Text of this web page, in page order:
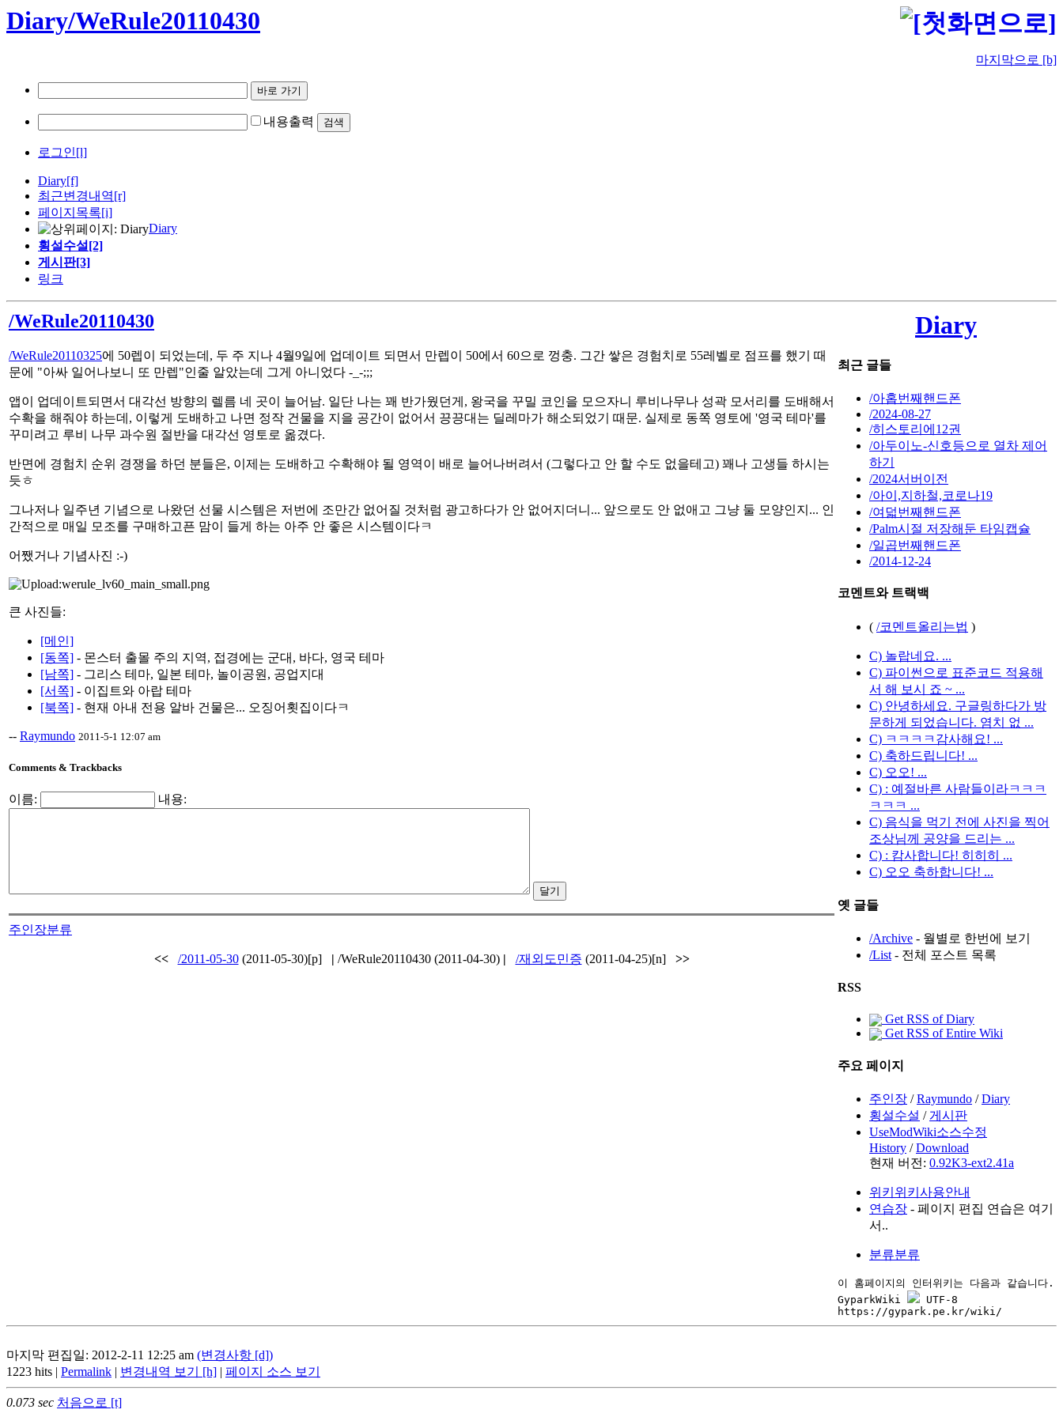
Diary/WeRule20110430
마지막으로 [b]
내용출력
로그인[l]
Diary[f]
최근변경내역[r]
페이지목록[i]
Diary
횡설수설[2]
게시판[3]
링크
/WeRule20110430
/WeRule20110325에 50렙이 되었는데, 두 주 지나 4월9일에 업데이트 되면서 만렙이 50에서 60으로 껑충. 그간 쌓은 경험치로 55레벨로 점프를 했기 때
문에 "아싸 일어나보니 또 만렙"인줄 알았는데 그게 아니었다 -_-;;;
앱이 업데이트되면서 대각선 방향의 렐름 네 곳이 늘어남. 일단 나는 꽤 반가웠던게, 왕국을 꾸밀 코인을 모으자니 루비나무나 성곽 모서리를 도배해서
수확을 해줘야 하는데, 이렇게 도배하고 나면 정작 건물을 지을 공간이 없어서 끙끙대는 딜레마가 해소되었기 때문. 실제로 동쪽 영토에 '영국 테마'를
꾸미려고 루비 나무 과수원 절반을 대각선 영토로 옮겼다.
반면에 경험치 순위 경쟁을 하던 분들은, 이제는 도배하고 수확해야 될 영역이 배로 늘어나버려서 (그렇다고 안 할 수도 없을테고) 꽤나 고생들 하시는
듯ㅎ
그나저나 일주년 기념으로 나왔던 선물 시스템은 저번에 조만간 없어질 것처럼 광고하다가 안 없어지더니... 앞으로도 안 없애고 그냥 둘 모양인지... 인
간적으로 매일 모조를 구매하고픈 맘이 들게 하는 아주 안 좋은 시스템이다ㅋ
어쨌거나 기념사진 :-)
큰 사진들:
[메인]
[동쪽] - 몬스터 출몰 주의 지역, 접경에는 군대, 바다, 영국 테마
[남쪽] - 그리스 테마, 일본 테마, 놀이공원, 공업지대
[서쪽] - 이집트와 아랍 테마
[북쪽] - 현재 아내 전용 알바 건물은... 오징어횟집이다ㅋ
-- Raymundo 2011-5-1 12:07 am
Comments & Trackbacks
이름: 내용:
주인장분류
<< /2011-05-30(2011-05-30)[p] | /WeRule20110430 (2011-04-30) | /재외도민증 (2011-04-25)[n] >>
Diary
최근 글들
/아홉번째핸드폰
/2024-08-27
/히스토리에12권
/아두이노-신호등으로 열차 제어
하기
/2024서버이전
/아이,지하철,코로나19
/여덟번째핸드폰
/Palm시절 저장해둔 타임캡슐
/일곱번째핸드폰
/2014-12-24
코멘트와 트랙백
( /코멘트올리는법 )
C) 놀랍네요. ...
C) 파이썬으로 표준코드 적용해
서 해 보시 죠 ~ ...
C) 안녕하세요. 구글링하다가 방
문하게 되었습니다. 염치 없 ...
C) ㅋㅋㅋㅋ감사해요! ...
C) 축하드립니다! ...
C) 오오! ...
C) : 예절바른 사람들이라ㅋㅋㅋ
ㅋㅋㅋ ...
C) 음식을 먹기 전에 사진을 찍어
조상님께 공양을 드리는 ...
C) : 캄사합니다! 히히히 ...
C) 오오 축하합니다! ...
옛 글들
/Archive - 월별로 한번에 보기
/List - 전체 포스트 목록
RSS
Get RSS of Diary
Get RSS of Entire Wiki
주요 페이지
주인장 /Raymundo /Diary
횡설수설 /게시판
UseModWiki소스수정
History /Download
현재 버전: 0.92K3-ext2.41a
위키위키사용안내
연습장 - 페이지 편집 연습은 여기
서..
분류분류
이 홈페이지의 인터위키는 다음과 같습니다.
GyparkWiki
UTF-8
마지막 편집일: 2012-2-11 12:25 am (변경사항 [d])
1223 hits | Permalink | 변경내역 보기 [h] | 페이지 소스 보기
0.073 sec 처음으로 [t]